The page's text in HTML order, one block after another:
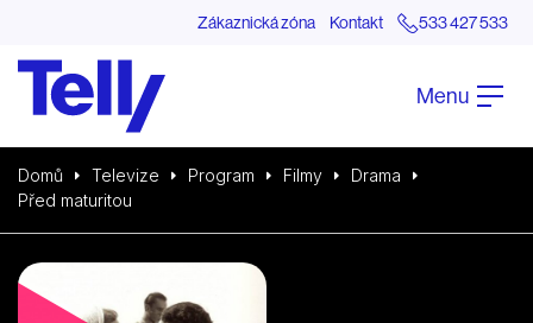
Zákaznická zóna Kontakt 533 427 533
Menu
Domů Televize Program Filmy
Drama
Před maturitou